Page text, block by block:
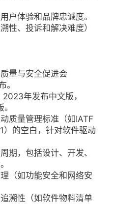
户体验和品牌忠诚度。
性、投诉和解决难度）
量与安全促进会
。
年发布中文版，
质量管理标准（如IATF
的空白，针对软件驱动
期，包括设计、开发、
（如功能安全和网络安
溯性（如软件物料清单